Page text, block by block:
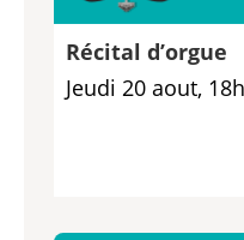
Récital d’orgue
Jeudi 20 aout,